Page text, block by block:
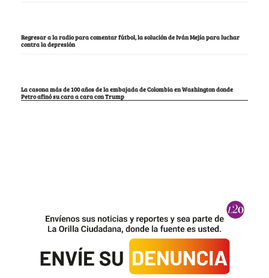
Regresar a la radio para comentar fútbol, la solución de Iván Mejía para luchar
contra la depresión
La casona más de 100 años de la embajada de Colombia en Washington donde
Petro afinó su cara a cara con Trump